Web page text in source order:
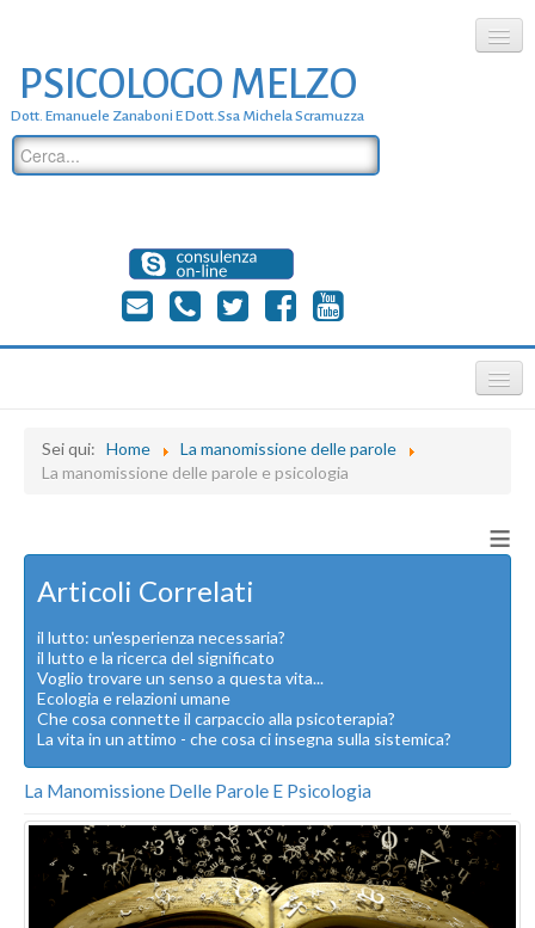
chi siamo
dove siamo
dott. Emanuele Zanaboni
dott.ssa michela scramuzza
PSICOLOGO MELZO
Dott. Emanuele Zanaboni E Dott.ssa Michela Scramuzza
Sei qui: Home
La manomissione delle parole
La manomissione delle parole e psicologia
≡
Articoli Correlati
il lutto: un'esperienza necessaria?
il lutto e la ricerca del significato
Voglio trovare un senso a questa vita...
Ecologia e relazioni umane
Che cosa connette il carpaccio alla psicoterapia?
La vita in un attimo - che cosa ci insegna sulla sistemica?
La Manomissione Delle Parole E Psicologia